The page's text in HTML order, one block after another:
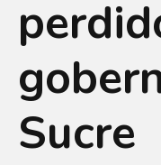
Sucre